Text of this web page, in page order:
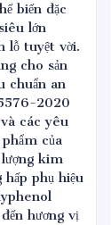
biến đặc
lớn
lỗ tuyệt vời.
cho sản
chuẩn an
2020
các yêu
của
kim
phụ hiệu
hương vị